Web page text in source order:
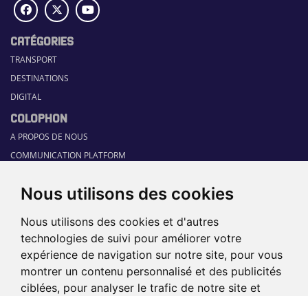
Nous utilisons des cookies
Nous utilisons des cookies et d'autres
technologies de suivi pour améliorer votre
expérience de navigation sur notre site, pour vous
montrer un contenu personnalisé et des publicités
ciblées, pour analyser le trafic de notre site et
CATÉGORIES
TRANSPORT
DESTINATIONS
DIGITAL
COLOPHON
A PROPOS DE NOUS
COMMUNICATION PLATFORM
RUBRIQUES
GUIDE SECTORIEL
JOBS
ÉVÉNEMENTS